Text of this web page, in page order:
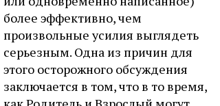
более эффективно, чем
произвольные усилия выглядеть
серьезным. Одна из причин для
этого осторожного обсуждения
заключается в том, что в то время,